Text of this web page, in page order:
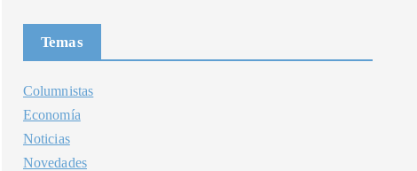
Temas
Columnistas
Economía
Noticias
Novedades